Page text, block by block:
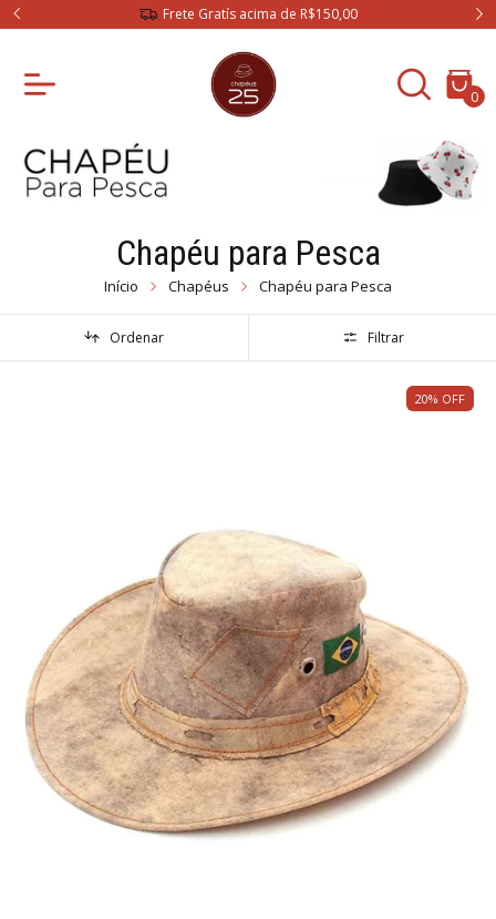
Gratís acima de R$150,00 3 X Sem
0
Chapéu para Pesca
Início Chapéus Chapéu para Pesca
Ordenar Filtrar
20% OFF